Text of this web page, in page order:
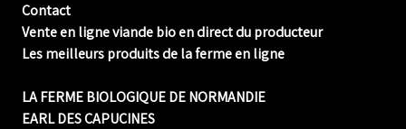
Contact
Vente en ligne viande bio en direct du producteur
Les meilleurs produits de la ferme en ligne
LA FERME BIOLOGIQUE DE NORMANDIE
EARL DES CAPUCINES